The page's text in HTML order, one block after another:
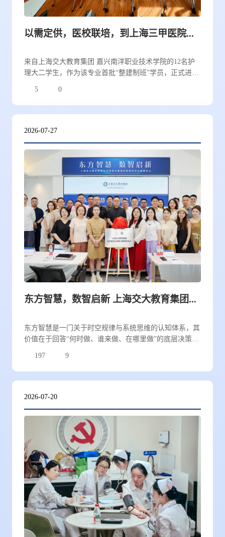
以需定供，医校联培，到上海三甲医院上大学——首批护理“整建制班”入科交大医学院附属同仁医院
来自上海交大教育集团 嘉兴南洋职业技术学院的12名护
理大二学生，作为该专业首批“整建制班”学员，正式进入
职业技术学院、上海开放大学交大昂立分校与上海市同仁
医院三方共同举办的入科仪式，标志着集团“全生命周期
护理人才培养体系”在优质三甲医院平台上迈出关键一
步。
5 0
2026-07-27
东方智慧，数智启新 上海交大教育集团东方智慧与数智决策研究中心揭牌成立
东方智慧是一门关于时空规律与系统思维的认知体系，其
价值在于回答“何时做、谁来做、在哪里做”的底层决策问
端是散落民间的个体化经验，依赖于口传心授和个人悟
性，无法被验证和复制；另一端是被过度神秘化，使其难
以进入现代学术体系。
197 9
2026-07-20